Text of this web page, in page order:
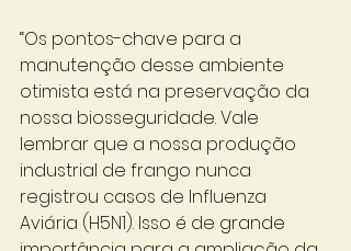
“Os pontos-chave para a
manutenção desse ambiente
otimista está na preservação da
nossa biosseguridade. Vale
lembrar que a nossa produção
industrial de frango nunca
registrou casos de Influenza
Aviária (H5N1). Isso é de grande